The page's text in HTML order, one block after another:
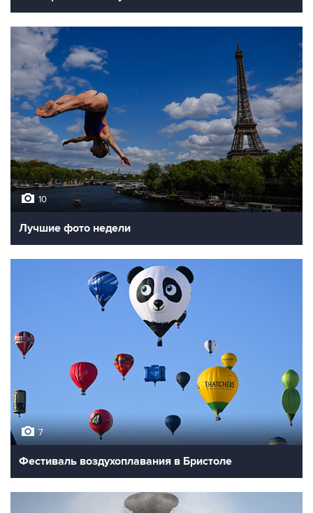
10
Лучшие фото недели
7
Фестиваль воздухоплавания в Бристоле